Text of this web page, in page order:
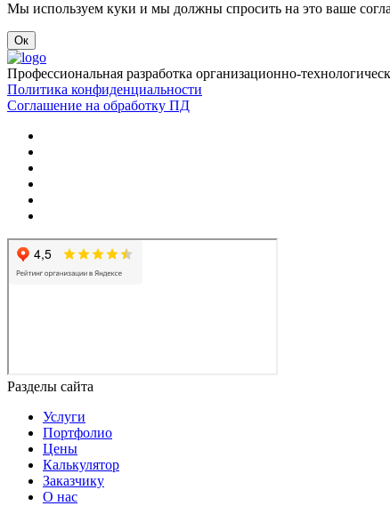
Мы используем куки и мы должны спросить на это ваше
Ок
Профессиональная разработка организационно-
Политика конфиденциальности
Соглашение на обработку ПД
Разделы сайта
Услуги
Портфолио
Цены
Калькулятор
Заказчику
О нас